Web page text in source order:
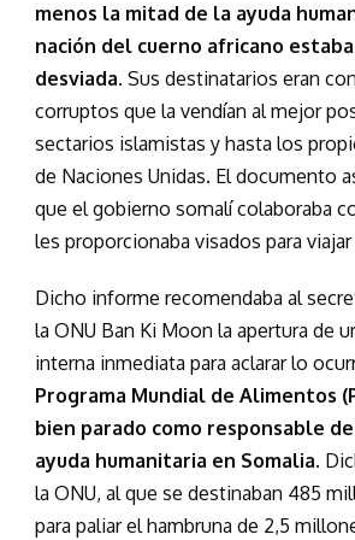
menos la mitad de la ayuda
nación del cuerno africano
desviada. Sus destinatarios eran
corruptos que la vendían al mejor
sectarios islamistas y hasta los
de Naciones Unidas. El documento
que el gobierno somalí colaboraba
les proporcionaba visados para viajar
Dicho informe recomendaba al
la ONU Ban Ki Moon la apertura de
interna inmediata para aclarar lo
Programa Mundial de Alimentos
bien parado como responsable
ayuda humanitaria en Somalia.
la ONU, al que se destinaban 485
para paliar el hambruna de 2,5